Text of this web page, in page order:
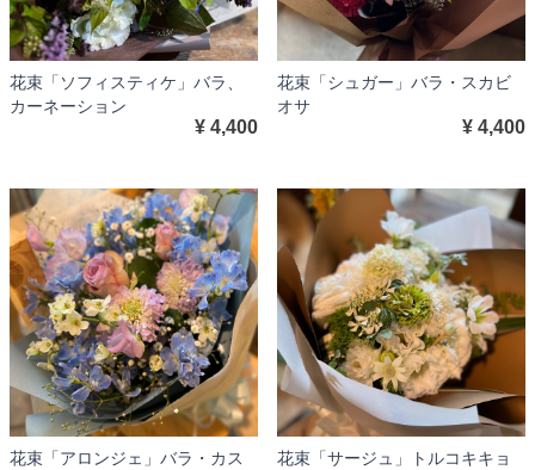
花束「ソフィスティケ」バラ、
カーネーション
¥ 4,400
花束「シュガー」バラ・スカビ
オサ
¥ 4,400
花束「アロンジェ」バラ・カス 花束「サージュ」トルコキキョ